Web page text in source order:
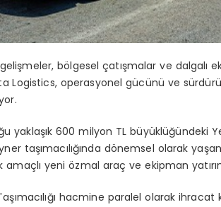
bölgesel çatışmalar ve dalgalı
Logistics, operasyonel gücünü ve
yaklaşık 600 milyon TL büyüklüğündeki
taşımacılığında dönemsel olarak
yeni özmal araç ve ekipman
hacmine paralel olarak